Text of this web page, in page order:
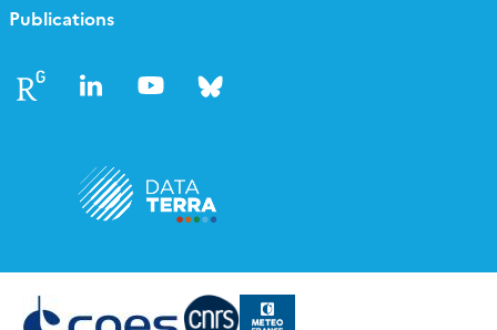
Publications
Follow Follow